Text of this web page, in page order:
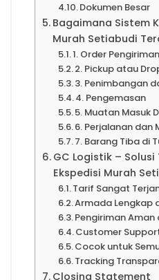
Dokumen Besar
Bagaimana Sistem
Murah Setiabudi
1. Order Pengiriman
2. Pickup atau
3. Penimbangan
4. Pengemasan
5. Muatan Masuk
6. Perjalanan dan
7. Barang Tiba di
GC Logistik –
Ekspedisi Murah
Tarif Sangat
Armada Lengkap
Pengiriman Aman
Customer
Cocok untuk
Tracking
Closing Statement